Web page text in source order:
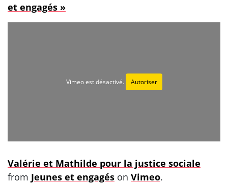
et engagés »
Vimeo est désactivé. Autoriser
Valérie et Mathilde pour la justice sociale
from Jeunes et engagés on Vimeo.